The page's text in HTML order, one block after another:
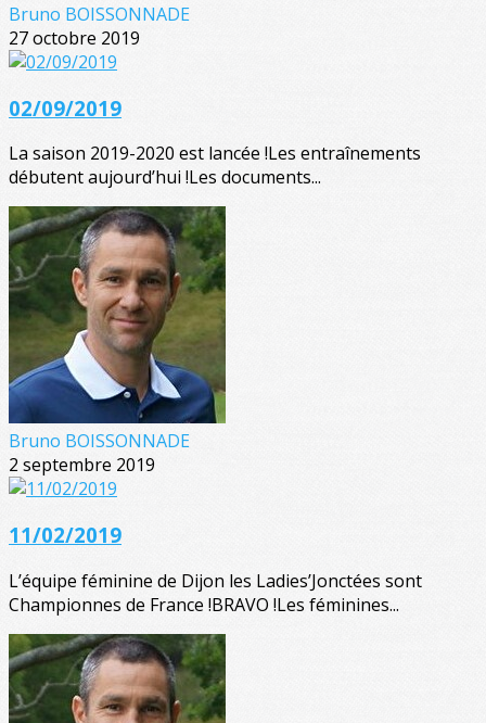
Bruno BOISSONNADE
27 octobre 2019
02/09/2019
La saison 2019-2020 est lancée !Les entraînements
débutent aujourd’hui !Les documents...
Bruno BOISSONNADE
2 septembre 2019
11/02/2019
L’équipe féminine de Dijon les Ladies’Jonctées sont
Championnes de France !BRAVO !Les féminines...